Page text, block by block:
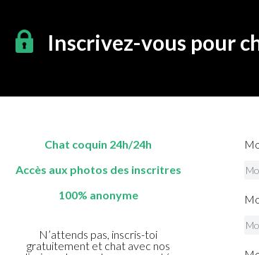
Inscrivez-vous pour
Chat coquin 24h/24h
Accès aux photos des inscritres
100% anonyme
N’attends pas, inscris-toi
gratuitement et chat avec nos